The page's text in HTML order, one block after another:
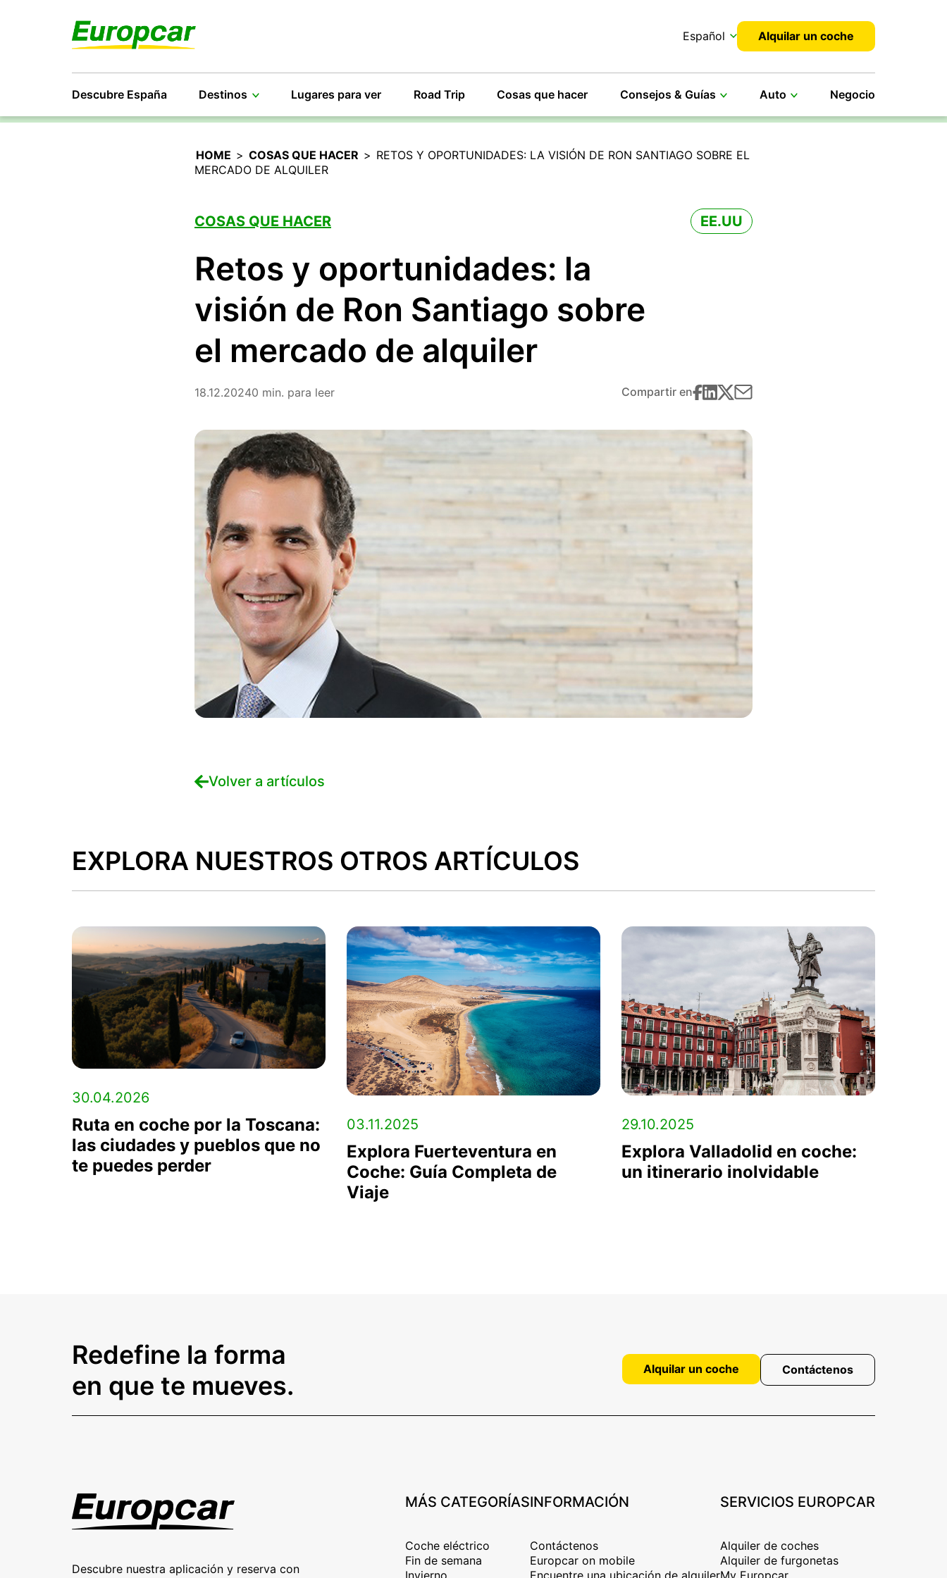
Español Alquilar un coche
Descubre España Destinos Lugares para ver Road Trip Cosas que hacer Consejos & Guías Auto Negocio
HOME > COSAS QUE HACER > RETOS Y OPORTUNIDADES: LA VISIÓN DE RON SANTIAGO SOBRE EL
MERCADO DE ALQUILER
COSAS QUE HACER EE.UU
Retos y oportunidades: la
visión de Ron Santiago sobre
el mercado de alquiler
18.12.20240 min. para leer Compartir en
Volver a artículos
EXPLORA NUESTROS OTROS ARTÍCULOS
30.04.2026
Ruta en coche por la Toscana:
las ciudades y pueblos que no
te puedes perder
03.11.2025
Explora Fuerteventura en
Coche: Guía Completa de
Viaje
29.10.2025
Explora Valladolid en coche:
un itinerario inolvidable
Redefine la forma
en que te mueves.
Alquilar un coche Contáctenos
Descubre nuestra aplicación y reserva con
MÁS CATEGORÍAS
Coche eléctrico
Fin de semana
Invierno
INFORMACIÓN
Contáctenos
Europcar on mobile
Encuentre una ubicación de alquiler
SERVICIOS EUROPCAR
Alquiler de coches
Alquiler de furgonetas
My Europcar